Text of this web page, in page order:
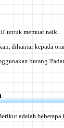
untuk memuat naik.
dihantar kepada
butang
adalah